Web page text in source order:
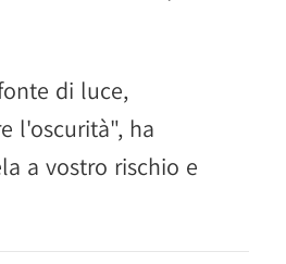
di luce,
l'oscurità", ha
a vostro rischio e